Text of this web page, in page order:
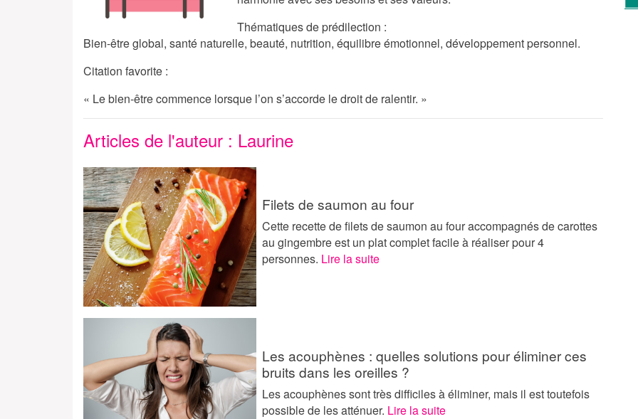
Thématiques de prédilection :
Bien-être global, santé naturelle, beauté, nutrition, équilibre émotionnel, développement personnel.
Citation favorite :
« Le bien-être commence lorsque l’on s’accorde le droit de ralentir. »
Articles de l'auteur : Laurine
Filets de saumon au four
Cette recette de filets de saumon au four accompagnés de carottes
au gingembre est un plat complet facile à réaliser pour 4
personnes. Lire la suite
Les acouphènes : quelles solutions pour éliminer ces
bruits dans les oreilles ?
Les acouphènes sont très difficiles à éliminer, mais il est toutefois
possible de les atténuer. Lire la suite